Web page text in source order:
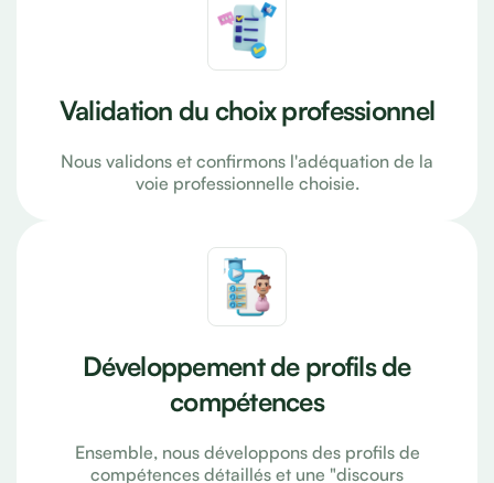
Validation du choix professionnel
Nous validons et confirmons l'adéquation de la
voie professionnelle choisie.
Développement de profils de
compétences
Ensemble, nous développons des profils de
compétences détaillés et une "discours